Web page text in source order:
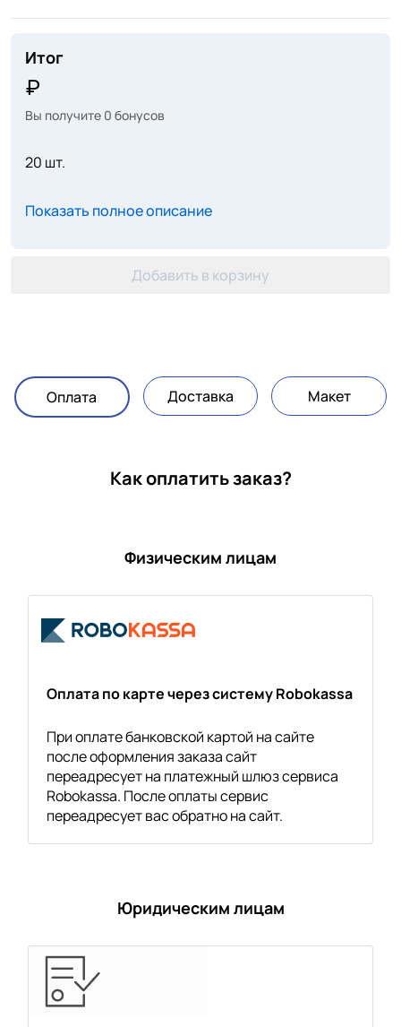
Итог
Вы получите 0 бонусов
20 шт.
Показать полное описание
Добавить в корзину
Оплата Доставка Макет
Как оплатить заказ?
Физическим лицам
Оплата по карте через систему Robokassa
При оплате банковской картой на сайте
после оформления заказа сайт
переадресует на платежный шлюз сервиса
Robokassa. После оплаты сервис
переадресует вас обратно на сайт.
Юридическим лицам